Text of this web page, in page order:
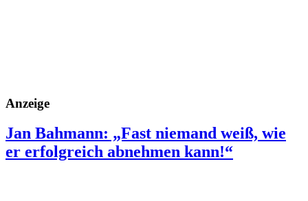
Anzeige
Jan Bahmann: „Fast niemand weiß, wie
er erfolgreich abnehmen kann!“